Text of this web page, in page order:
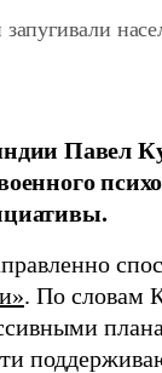
Павел
. По словам